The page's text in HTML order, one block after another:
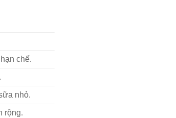
chế.
nhỏ.
rộng.